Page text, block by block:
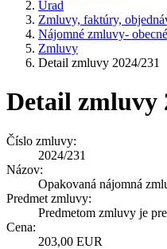
Úrad
Zmluvy, faktúry,
Nájomné zmluvy-
Zmluvy
Detail zmluvy 2024/231
Detail zmluvy
Číslo zmluvy:
2024/231
Názov:
Opakovaná nájomná
Predmet zmluvy:
Predmetom zmluvy je
Cena:
203,00 EUR